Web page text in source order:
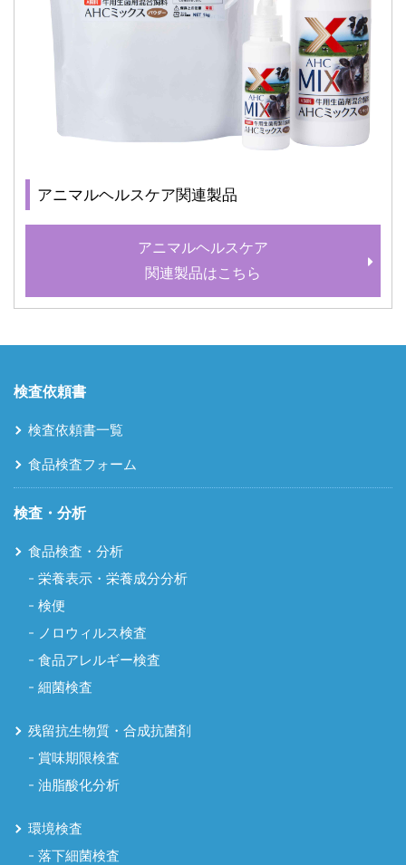
アニマルヘルスケア関連製品
アニマルヘルスケア
関連製品はこちら
検査依頼書
検査依頼書一覧
食品検査フォーム
検査・分析
食品検査・分析
栄養表示・栄養成分分析
検便
ノロウィルス検査
食品アレルギー検査
細菌検査
残留抗生物質・合成抗菌剤
賞味期限検査
油脂酸化分析
環境検査
落下細菌検査